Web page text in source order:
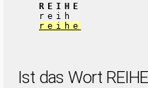
REIHE
reih
reihe
Ist das Wort